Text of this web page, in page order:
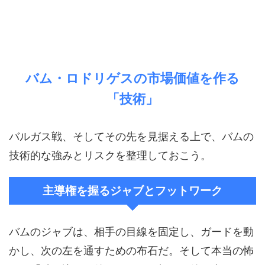
バム・ロドリゲスの市場価値を作る
「技術」
バルガス戦、そしてその先を見据える上で、バムの
技術的な強みとリスクを整理しておこう。
主導権を握るジャブとフットワーク
バムのジャブは、相手の目線を固定し、ガードを動
かし、次の左を通すための布石だ。そして本当の怖